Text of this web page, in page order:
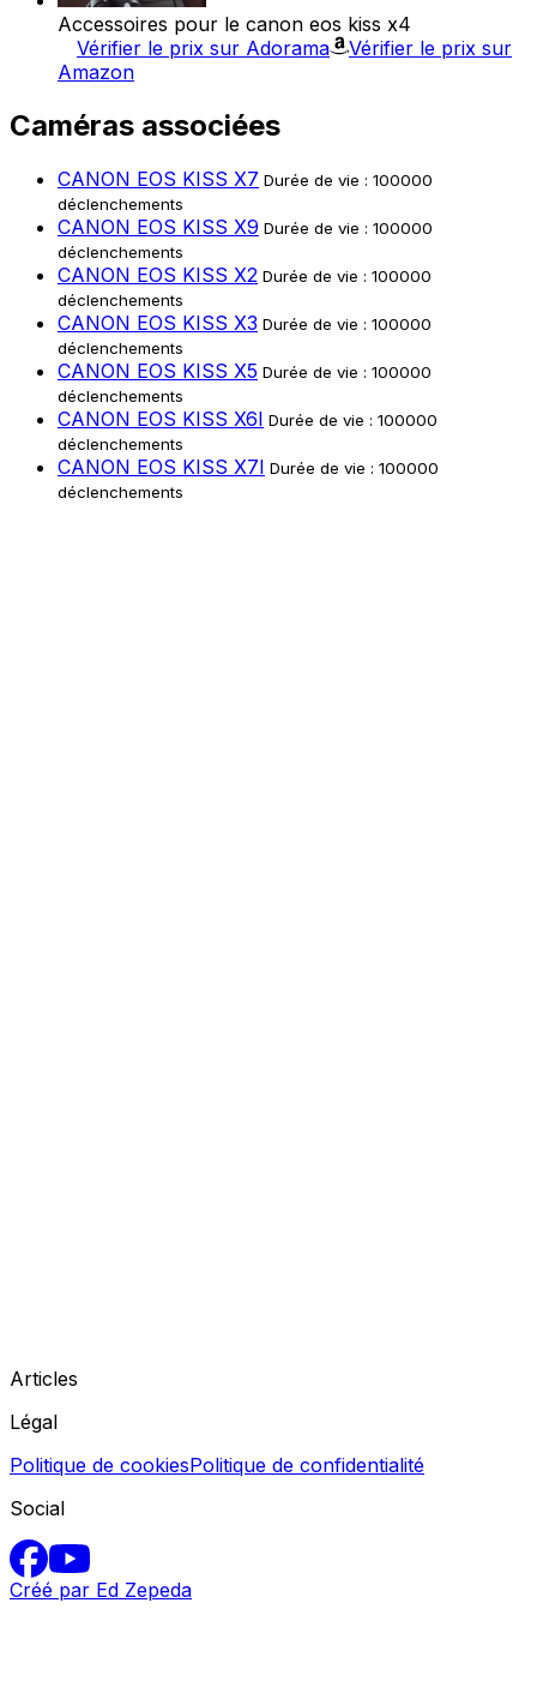
Accessoires pour le canon eos kiss x4
Vérifier le prix sur Adorama
Vérifier le prix sur
Amazon
Caméras associées
CANON EOS KISS X7 Durée de vie : 100000
déclenchements
CANON EOS KISS X9 Durée de vie : 100000
déclenchements
CANON EOS KISS X2 Durée de vie : 100000
déclenchements
CANON EOS KISS X3 Durée de vie : 100000
déclenchements
CANON EOS KISS X5 Durée de vie : 100000
déclenchements
CANON EOS KISS X6I Durée de vie : 100000
déclenchements
CANON EOS KISS X7I Durée de vie : 100000
déclenchements
Articles
Légal
Politique de cookiesPolitique de confidentialité
Social
Créé par Ed Zepeda